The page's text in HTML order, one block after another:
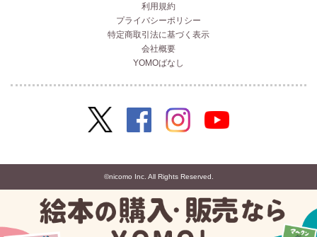
利用規約
プライバシーポリシー
特定商取引法に基づく表示
会社概要
YOMOばなし
©nicomo Inc. All Rights Reserved.